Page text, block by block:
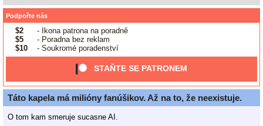
Podpořte nás
$2
- Ikona patrona na poradně
$5
- Poradna bez reklam
$10
- Soukromé poradenství
STAŇTE SE PATRONEM
Táto kapela má milióny fanúšikov. Až na to, že neexistuje.
O tom kam smeruje sucasne AI.